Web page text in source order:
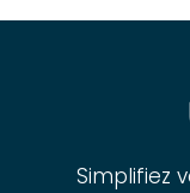
Simplifiez